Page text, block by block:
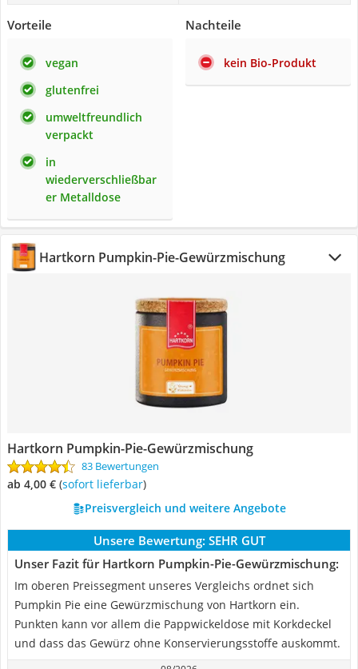
Vorteile
vegan
glutenfrei
umweltfreundlich
verpackt
in
wiederverschließbar
er Metalldose
Nachteile
kein Bio-Produkt
Hartkorn Pumpkin-Pie-Gewürzmischung
Hartkorn Pumpkin-Pie-Gewürzmischung
83 Bewertungen
ab 4,00 € ( Sofort lieferbar)
Preisvergleich und weitere Angebote
Unsere Bewertung: SEHR GUT
Unser Fazit für Hartkorn Pumpkin-Pie-Gewürzmischung:
Im oberen Preissegment unseres Vergleichs ordnet sich
Pumpkin Pie eine Gewürzmischung von Hartkorn ein.
Punkten kann vor allem die Pappwickeldose mit Korkdeckel
und dass das Gewürz ohne Konservierungsstoffe auskommt.